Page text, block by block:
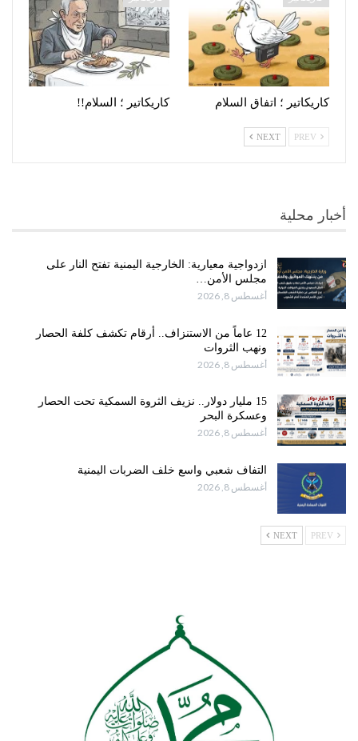
كاريكاتير ؛ اتفاق السلام كاريكاتير ؛ السلام!!
NEXT
أخبار محلية
ازدواجية معيارية: الخارجية اليمنية تفتح النار على
مجلس الأمن…
أغسطس 8, 2026
12 عاماً من الاستنزاف.. أرقام تكشف كلفة الحصار
ونهب الثروات
أغسطس 8, 2026
15 مليار دولار.. نزيف الثروة السمكية تحت الحصار
وعسكرة البحر
أغسطس 8, 2026
التفاف شعبي واسع خلف الضربات اليمنية
أغسطس 8, 2026
NEXT